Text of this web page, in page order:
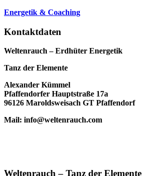
Energetik & Coaching
Kontaktdaten
Weltenrauch – Erdhüter Energetik
Tanz der Elemente
Alexander Kümmel
Pfaffendorfer Hauptstraße 17a
96126 Maroldsweisach GT Pfaffendorf
Mail: info@weltenrauch.com
Weltenrauch – Tanz der Elemente